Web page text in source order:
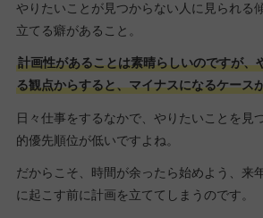
やりたいことが見つからない人に見られる
立てる癖があること。
計画性があることは素晴らしいのですが、
る観点からすると、マイナスになるケース
日々仕事をするなかで、やりたいことを見
的優先順位が低いですよね。
だからこそ、時間が余ったら始めよう、来
に起こす前に計画を立ててしまうのです。